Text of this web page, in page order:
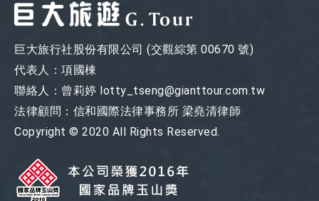
巨大旅行社股份有限公司 (交觀綜第 00670 號)
代表人：項國棟
聯絡人：曾莉婷 lotty_tseng@gianttour.com.tw
法律顧問：信和國際法律事務所 梁堯清律師
Copyright © 2020 All Rights Reserved.